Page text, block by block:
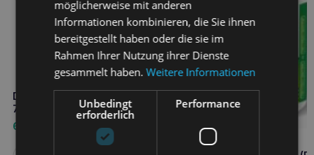
DR SEIDEL uro-Katzenpaste
75ml
6,40
möglicherweise mit anderen
Informationen kombinieren, die Sie ihnen
bereitgestellt haben oder die sie im
Rahmen Ihrer Nutzung ihrer Dienste
gesammelt haben.Weitere Informationen
Unbedingt
erforderlich
Performance